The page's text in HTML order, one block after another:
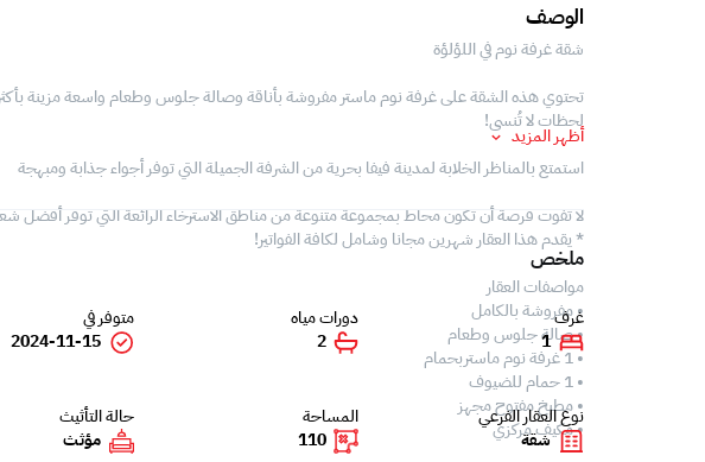
الوصف
شقة غرفة نوم في اللؤلؤة
تحتوي هذه الشقة على غرفة نوم ماستر مفروشة بأناقة وصالة جلوس وطعام واسعة مزينة بأكثر
لحظات لا تُنسى!
استمتع بالمناظر الخلابة لمدينة فيفا بحرية من الشرفة الجميلة التي توفر أجواء جذابة ومبهجة
لا تفوت فرصة أن تكون محاط بمجموعة متنوعة من مناطق الاسترخاء الرائعة التي توفر أفضل
* يقدم هذا العقار شهرين مجانا وشامل لكافة الفواتير!
مواصفات العقار
• مفروشة بالكامل
• صالة جلوس وطعام
• 1 غرفة نوم ماستربحمام
• 1 حمام للضيوف
• مطبخ مفتوح مجهز
• مكيف مركزي
أظهر المزيد
ملخص
غرف
1
دورات مياه
2
متوفر في
2024-11-15
نوع العقار الفرعي
شقة
المساحة
110
حالة التأثيث
مؤثث